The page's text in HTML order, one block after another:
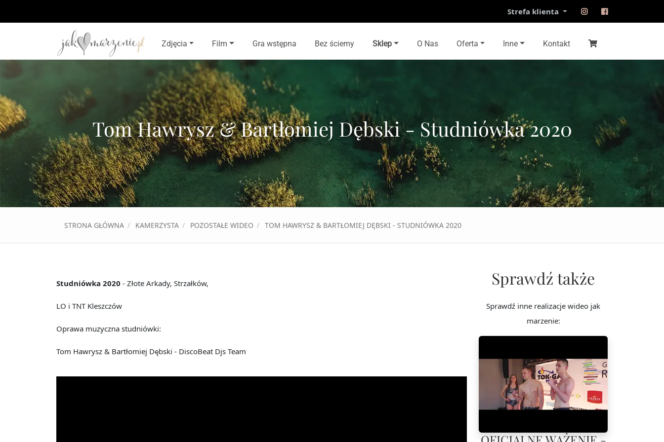
Strefa klienta
Zdjęcia Film Gra wstępna Bez ściemy Sklep O Nas Oferta Inne Kontakt
Tom Hawrysz & Bartłomiej Dębski - Studniówka 2020
STRONA GŁÓWNA KAMERZYSTA POZOSTAŁE WIDEO TOM HAWRYSZ & BARTŁOMIEJ DĘBSKI - STUDNIÓWKA 2020
Studniówka 2020 - Złote Arkady, Strzałków,
LO i TNT Kleszczów
Oprawa muzyczna studniówki:
Tom Hawrysz & Bartłomiej Dębski - DiscoBeat Djs Team
Sprawdź także
Sprawdź inne realizacje wideo jak
marzenie: